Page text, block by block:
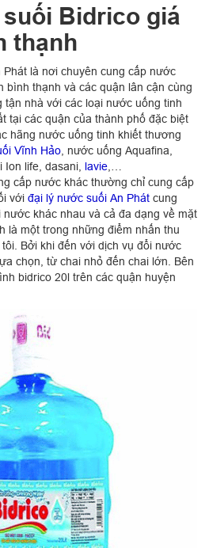
Bidrico giá
thạnh
là nơi chuyên cung cấp nước
bình thạnh và các quận lân cận cùng
nhà với các loại nước uống tinh
tại các quận của thành phố đặc biệt
hãng nước uống tinh khiết thương
Vĩnh Hảo, nước uống Aquafina,
Ion life, dasani, lavie,…
cấp nước khác thường chỉ cung cấp
với đại lý nước suối An Phát cung
khác nhau và cả đa dạng về mặt
là một trong những điểm nhấn thu
Bởi khi đến với dịch vụ đổi nước
chọn, từ chai nhỏ đến chai lớn. Bên
bidrico 20l trên các quận huyện